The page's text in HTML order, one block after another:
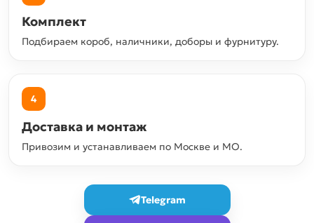
Комплект
Подбираем короб, наличники, доборы и фурнитуру.
4
Доставка и монтаж
Привозим и устанавливаем по Москве и МО.
Telegram